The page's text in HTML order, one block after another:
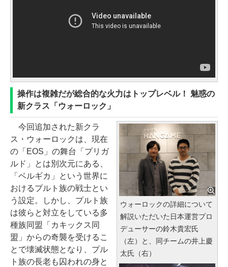
操作は複雑だが総合的な火力はトップレベル！ 魅惑の
新クラス「ウォーロック」
ウォーロックの詳細について
解説いただいた日本運営プロ
デューサーの鈴木貴宏氏
（左）と、同チームの井上慶
太氏（右）
今回追加された新クラ
ス・ウォーロックは、現在
の「EOS」の舞台「プリガ
ルド」とは別次元にある、
「ベルギカ」という世界に
おけるプルト族の戦士とい
う設定。しかし、プルト族
は彼らと対立をしている多
種族同盟「カキックス同
盟」からの奇襲を受けるこ
とで壊滅状態となり、プル
ト族の長老も囚われの身と